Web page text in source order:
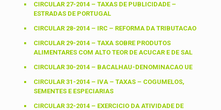
CIRCULAR 27-2014 – TAXAS DE PUBLICIDADE –
ESTRADAS DE PORTUGAL
CIRCULAR 28-2014 – IRC – REFORMA DA TRIBUTACAO
CIRCULAR 29-2014 – TAXA SOBRE PRODUTOS
ALIMENTARES COM ALTO TEOR DE ACUCAR E DE SAL
CIRCULAR 30-2014 – BACALHAU-DENOMINACAO UE
CIRCULAR 31-2014 – IVA – TAXAS – COGUMELOS,
SEMENTES E ESPECIARIAS
CIRCULAR 32-2014 – EXERCICIO DA ATIVIDADE DE